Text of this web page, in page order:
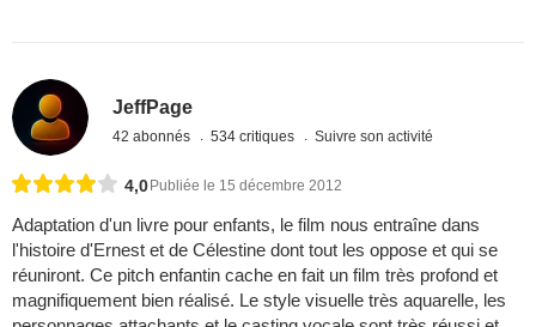
JeffPage
42 abonnés 534 critiques Suivre son activité
4,0 Publiée le 15 décembre 2012
Adaptation d'un livre pour enfants, le film nous entraîne dans
l'histoire d'Ernest et de Célestine dont tout les oppose et qui se
réuniront. Ce pitch enfantin cache en fait un film très profond et
magnifiquement bien réalisé. Le style visuelle très aquarelle, les